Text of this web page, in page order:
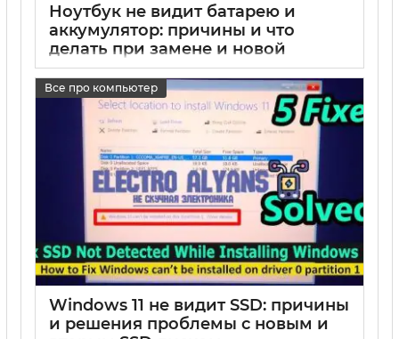
Ноутбук не видит батарею и
аккумулятор: причины и что
делать при замене и новой
батарее в Windows
17 05 2025 0
Все про компьютер
Windows 11 не видит SSD: причины
и решения проблемы с новым и